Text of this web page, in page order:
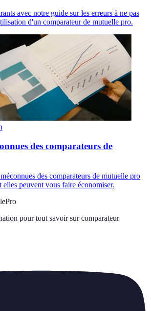
avec notre guide sur les erreurs à ne pas
d'un comparateur de mutuelle pro.
des comparateurs de
des comparateurs de mutuelle pro
elles peuvent vous faire économiser.
pour tout savoir sur comparateur